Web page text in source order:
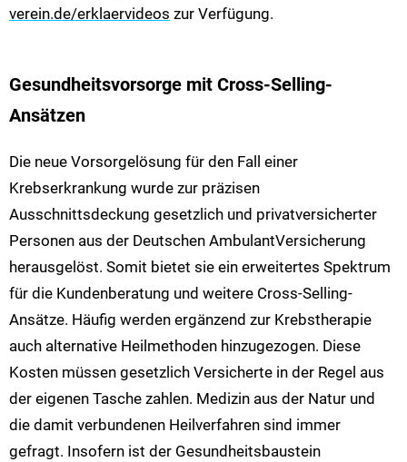
verein.de/erklaervideos zur Verfügung.
Gesundheitsvorsorge mit Cross-Selling-
Ansätzen
Die neue Vorsorgelösung für den Fall einer
Krebserkrankung wurde zur präzisen
Ausschnittsdeckung gesetzlich und privatversicherter
Personen aus der Deutschen AmbulantVersicherung
herausgelöst. Somit bietet sie ein erweitertes Spektrum
für die Kundenberatung und weitere Cross-Selling-
Ansätze. Häufig werden ergänzend zur Krebstherapie
auch alternative Heilmethoden hinzugezogen. Diese
Kosten müssen gesetzlich Versicherte in der Regel aus
der eigenen Tasche zahlen. Medizin aus der Natur und
die damit verbundenen Heilverfahren sind immer
gefragt. Insofern ist der Gesundheitsbaustein